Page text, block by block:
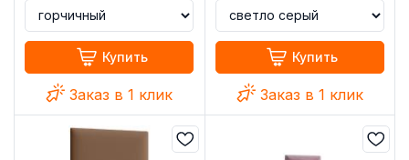
Купить
Заказ в 1 клик
Купить
Заказ в 1 клик